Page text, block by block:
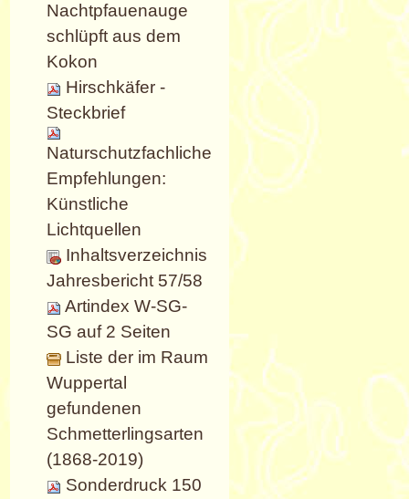
Nachtpfauenauge
schlüpft aus dem
Kokon
Hirschkäfer -
Steckbrief
Naturschutzfachliche
Empfehlungen:
Künstliche
Lichtquellen
Inhaltsverzeichnis
Jahresbericht 57/58
Artindex W-SG-
SG auf 2 Seiten
Liste der im Raum
Wuppertal
gefundenen
Schmetterlingsarten
(1868-2019)
Sonderdruck 150